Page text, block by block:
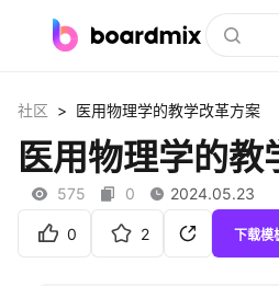
社区资源
下载
社区 > 医用物理学的教学改革方案
医用物理学的教
575 0 2024.05.23
0 2 下载模